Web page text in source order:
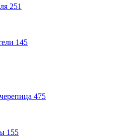
251
145
475
155